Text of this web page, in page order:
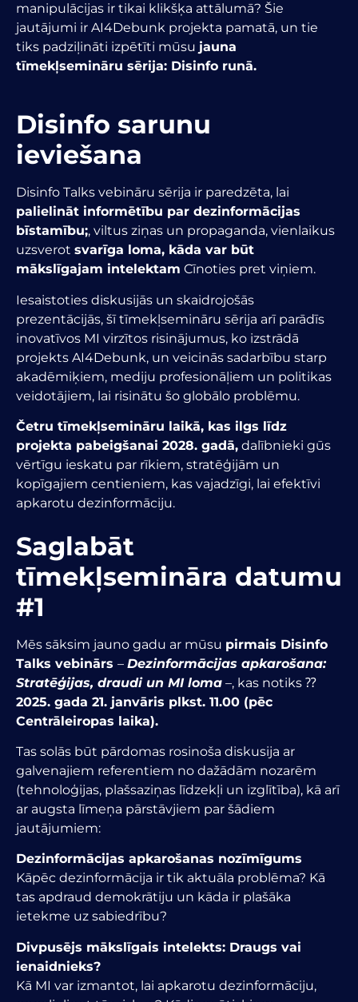
manipulācijas ir tikai klikšķa attālumā? Šie
jautājumi ir AI4Debunk projekta pamatā, un tie
tiks padziļināti izpētīti mūsu jauna
tīmekļsemināru sērija: Disinfo runā.
Disinfo sarunu
ieviešana
Disinfo Talks vebināru sērija ir paredzēta, lai
palielināt informētību par dezinformācijas
bīstamību;, viltus ziņas un propaganda, vienlaikus
uzsverot svarīga loma, kāda var būt
mākslīgajam intelektam Cīnoties pret viņiem.
Iesaistoties diskusijās un skaidrojošās
prezentācijās, šī tīmekļsemināru sērija arī parādīs
inovatīvos MI virzītos risinājumus, ko izstrādā
projekts AI4Debunk, un veicinās sadarbību starp
akadēmiķiem, mediju profesionāļiem un politikas
veidotājiem, lai risinātu šo globālo problēmu.
Četru tīmekļsemināru laikā, kas ilgs līdz
projekta pabeigšanai 2028. gadā, dalībnieki gūs
vērtīgu ieskatu par rīkiem, stratēģijām un
kopīgajiem centieniem, kas vajadzīgi, lai efektīvi
apkarotu dezinformāciju.
Saglabāt
tīmekļsemināra datumu
#1
Mēs sāksim jauno gadu ar mūsu pirmais Disinfo
Talks vebinārs – Dezinformācijas apkarošana:
Stratēģijas, draudi un MI loma –, kas notiks ⁇
2025. gada 21. janvāris plkst. 11.00 (pēc
Centrāleiropas laika).
Tas solās būt pārdomas rosinoša diskusija ar
galvenajiem referentiem no dažādām nozarēm
(tehnoloģijas, plašsaziņas līdzekļi un izglītība), kā arī
ar augsta līmeņa pārstāvjiem par šādiem
jautājumiem:
️Dezinformācijas apkarošanas nozīmīgums
Kāpēc dezinformācija ir tik aktuāla problēma? Kā
tas apdraud demokrātiju un kāda ir plašāka
ietekme uz sabiedrību?
Divpusējs mākslīgais intelekts: Draugs vai
ienaidnieks?
Kā MI var izmantot, lai apkarotu dezinformāciju,